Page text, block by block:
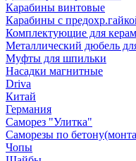
Карабины винтовые
Карабины с
Комплектующие для
Металлический дюбель
Муфты для шпильки
Насадки магнитные
Driva
Китай
Германия
Саморез "Улитка"
Саморезы по
Чопы